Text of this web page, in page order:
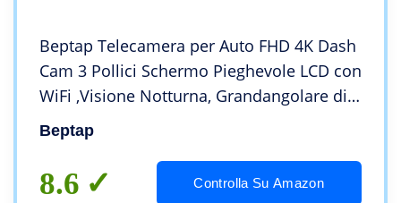
Beptap Telecamera per Auto FHD 4K Dash
Cam 3 Pollici Schermo Pieghevole LCD con
WiFi ,Visione Notturna, Grandangolare di
170° Dashcam Auto , G-Sensor,
Registrazione in Loop, Monitor di
Parcheggio
Beptap
8.6 Controlla Su Amazon